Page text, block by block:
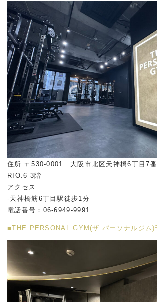
住所 〒530-0001 大阪市北区天神橋6丁目7
RIO.6 3階
アクセス
-天神橋筋6丁目駅徒歩1分
電話番号：06-6949-9991
■THE PERSONAL GYM(ザ パーソナルジム)